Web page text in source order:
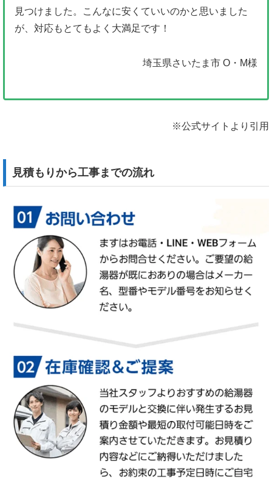
見つけました。こんなに安くていいのかと思いました
が、対応もとてもよく大満足です！
埼玉県さいたま市 O・M様
※公式サイトより引用
見積もりから工事までの流れ